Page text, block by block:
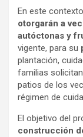
En este
otorgarán a
autóctonas y
vigente, para su
plantación,
familias
patios de los
régimen de
El objetivo del
construcción